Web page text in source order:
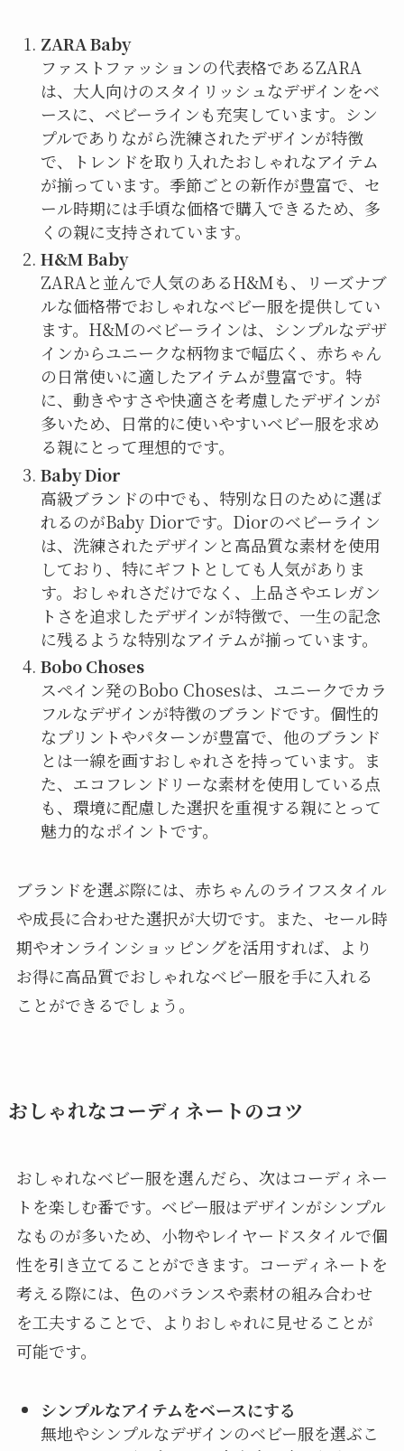
ZARA Baby
ファストファッションの代表格であるZARA
は、大人向けのスタイリッシュなデザインをベ
ースに、ベビーラインも充実しています。シン
プルでありながら洗練されたデザインが特徴
で、トレンドを取り入れたおしゃれなアイテム
が揃っています。季節ごとの新作が豊富で、セ
ール時期には手頃な価格で購入できるため、多
くの親に支持されています。
H&M Baby
ZARAと並んで人気のあるH&Mも、リーズナブ
ルな価格帯でおしゃれなベビー服を提供してい
ます。H&Mのベビーラインは、シンプルなデザ
インからユニークな柄物まで幅広く、赤ちゃん
の日常使いに適したアイテムが豊富です。特
に、動きやすさや快適さを考慮したデザインが
多いため、日常的に使いやすいベビー服を求め
る親にとって理想的です。
Baby Dior
高級ブランドの中でも、特別な日のために選ば
れるのがBaby Diorです。Diorのベビーライン
は、洗練されたデザインと高品質な素材を使用
しており、特にギフトとしても人気がありま
す。おしゃれさだけでなく、上品さやエレガン
トさを追求したデザインが特徴で、一生の記念
に残るような特別なアイテムが揃っています。
Bobo Choses
スペイン発のBobo Chosesは、ユニークでカラ
フルなデザインが特徴のブランドです。個性的
なプリントやパターンが豊富で、他のブランド
とは一線を画すおしゃれさを持っています。ま
た、エコフレンドリーな素材を使用している点
も、環境に配慮した選択を重視する親にとって
魅力的なポイントです。
ブランドを選ぶ際には、赤ちゃんのライフスタイル
や成長に合わせた選択が大切です。また、セール時
期やオンラインショッピングを活用すれば、より
お得に高品質でおしゃれなベビー服を手に入れる
ことができるでしょう。
おしゃれなコーディネートのコツ
おしゃれなベビー服を選んだら、次はコーディネー
トを楽しむ番です。ベビー服はデザインがシンプル
なものが多いため、小物やレイヤードスタイルで個
性を引き立てることができます。コーディネートを
考える際には、色のバランスや素材の組み合わせ
を工夫することで、よりおしゃれに見せることが
可能です。
シンプルなアイテムをベースにする
無地やシンプルなデザインのベビー服を選ぶこ